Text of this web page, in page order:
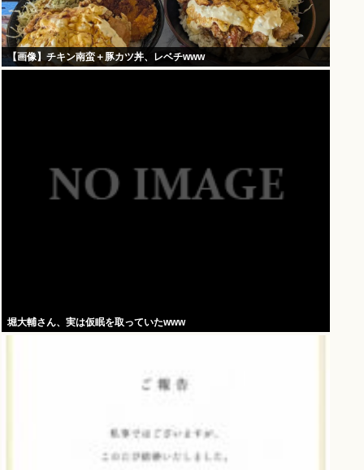
【画像】チキン南蛮＋豚カツ丼、レベチwww
堀大輔さん、実は仮眠を取っていたwww